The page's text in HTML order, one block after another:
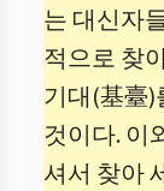
는 대신자
적으로 찾
기대(基臺)
것이다. 이
셔서 찾아